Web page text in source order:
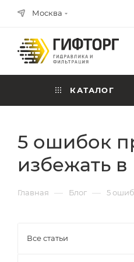
Москва
КАТАЛОГ
5 ошибок
избежать
Главная — Блог — 5
Все статьи